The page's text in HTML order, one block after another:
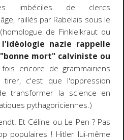
imbéciles de clercs
raillés par Rabelais sous le
de Finkielkraut ou
l'idéologie nazie rappelle
mort" calviniste ou
encore de grammairiens
c'est que l'oppression
transformer la science en
pythagoriciennes.)
Et Céline ou Le Pen ? Pas
populaires ! Hitler lui-même